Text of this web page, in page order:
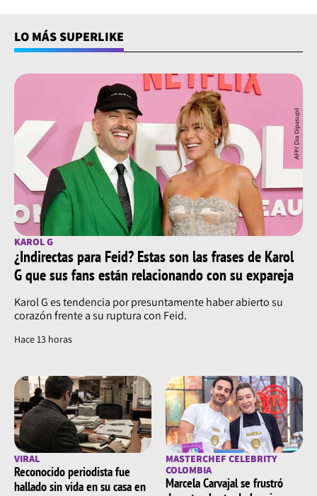
LO MÁS SUPERLIKE
KAROL G
¿Indirectas para Feid? Estas son las frases de Karol
G que sus fans están relacionando con su expareja
Karol G es tendencia por presuntamente haber abierto su
corazón frente a su ruptura con Feid.
Hace 13 horas
VIRAL
Reconocido periodista fue
hallado sin vida en su casa en
MASTERCHEF CELEBRITY
COLOMBIA
Marcela Carvajal se frustró